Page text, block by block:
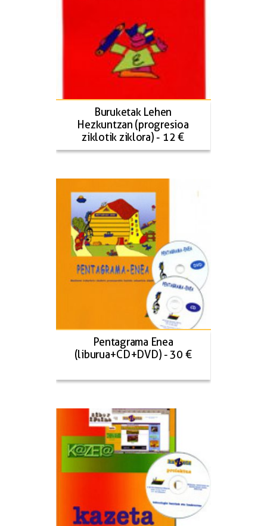
Buruketak Lehen
Hezkuntzan (progresioa
ziklotik ziklora) - 12 €
Pentagrama Enea
(liburua+CD+DVD) - 30 €